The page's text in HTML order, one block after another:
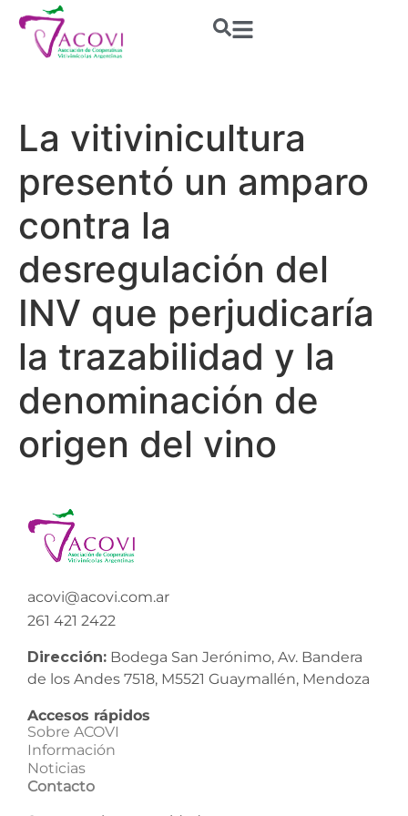
La vitivinicultura
presentó un amparo
contra la
desregulación del
INV que perjudicaría
la trazabilidad y la
denominación de
origen del vino
acovi@acovi.com.ar
261 421 2422
Dirección: Bodega San Jerónimo, Av. Bandera
de los Andes 7518, M5521 Guaymallén, Mendoza
Accesos rápidos
Sobre ACOVI
Información
Noticias
Contacto